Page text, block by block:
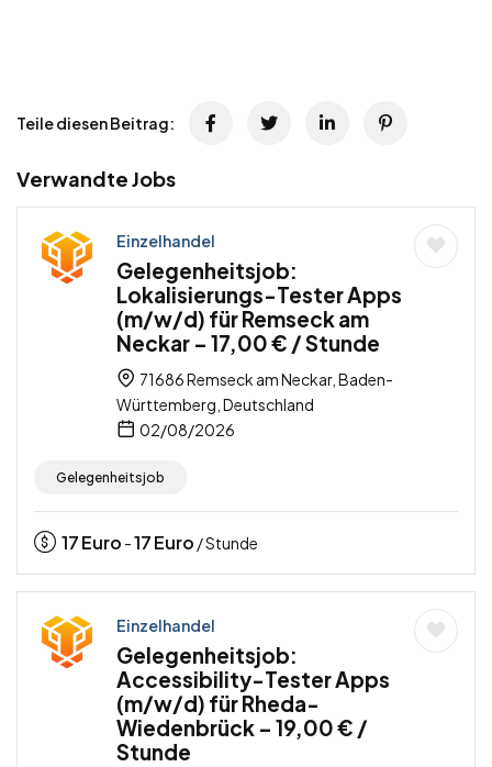
Teile diesen Beitrag:
Verwandte Jobs
Einzelhandel
Gelegenheitsjob:
Lokalisierungs-Tester Apps
(m/w/d) für Remseck am
Neckar – 17,00 € / Stunde
71686 Remseck am Neckar, Baden-
Württemberg, Deutschland
02/08/2026
Gelegenheitsjob
17Euro -17Euro / Stunde
Einzelhandel
Gelegenheitsjob:
Accessibility-Tester Apps
(m/w/d) für Rheda-
Wiedenbrück – 19,00 € /
Stunde